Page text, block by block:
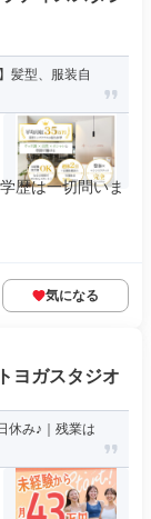
髪型、服装自
歴は一切問いま
気になる
ヨガスタジオ
休み♪｜残業は